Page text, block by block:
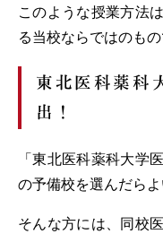
このような授業方法
る当校ならではのもの
東北医科薬科
出！
「東北医科薬科大学
の予備校を選んだらよ
そんな方には、同校